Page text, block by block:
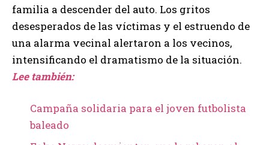
familia a descender del auto. Los gritos
desesperados de las víctimas y el estruendo de
una alarma vecinal alertaron a los vecinos,
intensificando el dramatismo de la situación.
Lee también:
Campaña solidaria para el joven futbolista
baleado